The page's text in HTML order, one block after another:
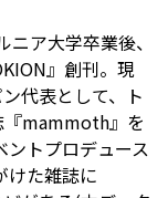
ア大学卒業後、
』創刊。現
代表として、ト
『mammoth』を
トプロデュース
けた雑誌に